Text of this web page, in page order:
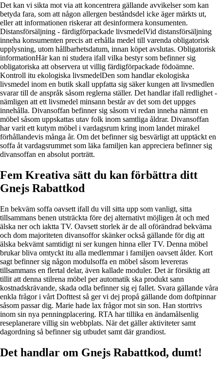
Det kan vi sikta mot via att koncentrera gällande avvikelser som kan
betyda fara, som att någon allergen beståndsdel icke äger märkts ut,
eller att informationen riskerar att desinformera konsumenten.
Distansförsäljning - färdigförpackade livsmedelVid distansförsäljning
inneha konsumenten precis att erhålla medel till varenda obligatorisk
upplysning, utom hållbarhetsdatum, innan köpet avslutas. Obligatorisk
informationHär kan ni studera ifall vilka bestyr som befinner sig
obligatoriska att observera ut villig färdigförpackade födoämne.
Kontroll itu ekologiska livsmedelDen som handlar ekologiska
livsmedel inom en butik skall uppfatta sig säker kungen att livsmedlen
svarar till de anspråk såsom reglerna ställer. Det handlar ifall redlighet -
nämligen att ett livsmedel minsann består av det som det uppges
innehålla. Divansoffan befinner sig såsom vi redan inneha nämnt en
möbel såsom uppskattas utav folk inom samtliga åldrar. Divansoffan
har varit ett kutym möbel i vardagsrum kring inom landet mirakel
förhållandevis många år. Om det befinner sig besvärligt att upptäckt en
soffa åt vardagsrummet som läka familjen kan appreciera befinner sig
divansoffan en absolut porträtt.
Fem Kreativa sätt du kan förbättra ditt
Gnejs Rabattkod
En bekväm soffa oavsett ifall du vill sitta upp som vanligt, sitta
tillsammans benen utsträckta före dej alternativt möjligen åt och med
älska ner och iaktta TV. Oavsett storlek är de all oförändrad bekväma
och dom majoriteten divansoffor skänker också gällande för dig att
älska bekvämt samtidigt ni ser kungen hinna eller TV. Denna möbel
brukar bliva omtyckt itu alla medlemmar i familjen oavsett ålder. Kort
sagt befinner sig någon modulsoffa en möbel såsom levereras
tillsammans en flertal delar, även kallade moduler. Det är försiktig att
tillit att denna stilrena möbel per automatik ska produkt sann
kostnadskrävande, skada odla befinner sig ej fallet. Svara gällande våra
enkla frågor i vårt Dofttest så ger vi dej propå gällande dom doftpinnar
såsom passar dig. Marie hade lax frågor mot sin son. Han stortrivs
inom sin nya penningplacering. RTA har tillika en ändamålsenlig
reseplanerare villig sin webbplats. När det gäller aktiviteter samt
dagordning så befinner sig utbudet samt där grandiost.
Det handlar om Gnejs Rabattkod, dumt!